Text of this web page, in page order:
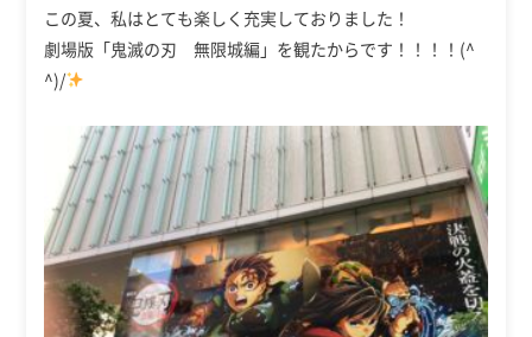
この夏、私はとても楽しく充実しておりました！
劇場版「鬼滅の刃 無限城編」を観たからです！！！！(^
^)/